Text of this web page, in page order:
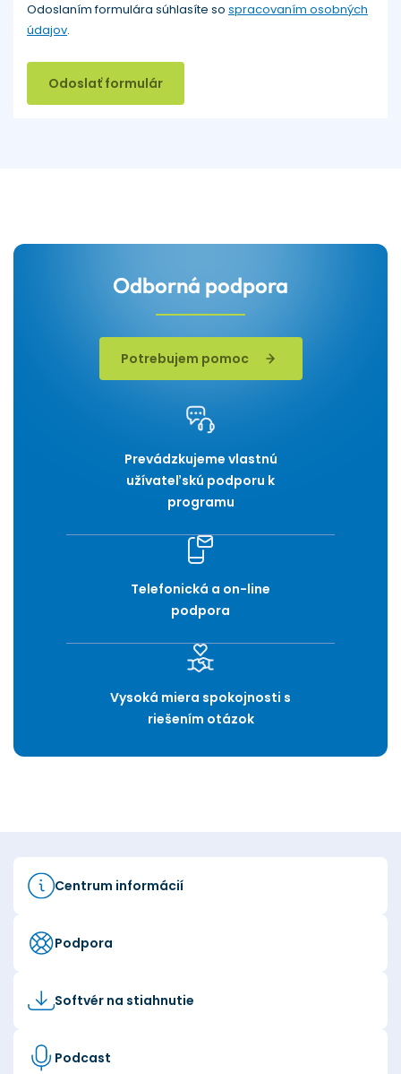
Odoslaním formulára súhlasíte so spracovaním osobných
údajov.
Odoslať formulár
Odborná podpora
Potrebujem pomoc
Prevádzkujeme vlastnú
užívateľskú podporu k
programu
Telefonická a on-line
podpora
Vysoká miera spokojnosti s
riešením otázok
Centrum informácií
Podpora
Softvér na stiahnutie
Podcast